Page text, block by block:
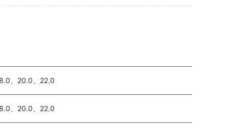
、20.0、22.0
、20.0、22.0